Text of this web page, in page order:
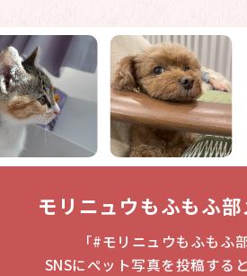
モリニュウもふもふ
「#モリニュウもふもふ
SNSにペット写真を投稿する